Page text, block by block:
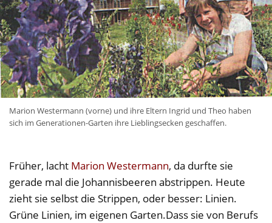
Marion Westermann (vorne) und ihre Eltern Ingrid und Theo haben
sich im Generationen-Garten ihre Lieblingsecken geschaffen.
Früher, lacht Marion Westermann, da durfte sie
gerade mal die Johannisbeeren abstrippen. Heute
zieht sie selbst die Strippen, oder besser: Linien.
Grüne Linien, im eigenen Garten.Dass sie von Berufs